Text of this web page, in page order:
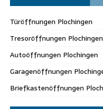
Türöffnungen Plochingen
Tresoröffnungen Plochingen
Autoöffnungen Plochingen
Garagenöffnungen
Briefkastenöffnungen